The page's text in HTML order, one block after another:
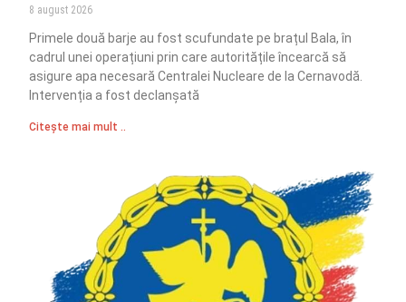
8 august 2026
Primele două barje au fost scufundate pe brațul Bala, în
cadrul unei operațiuni prin care autoritățile încearcă să
asigure apa necesară Centralei Nucleare de la Cernavodă.
Intervenția a fost declanșată
Citește mai mult ..